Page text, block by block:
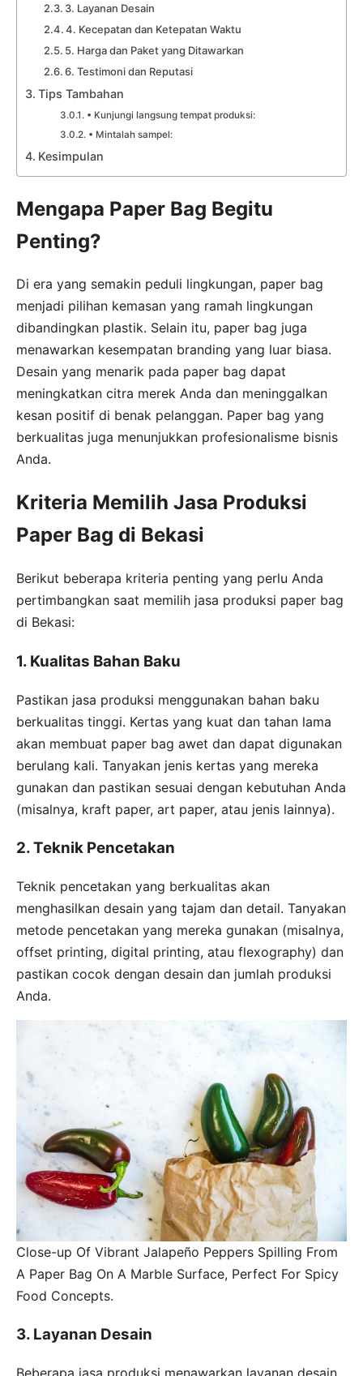
3. Layanan Desain
4. Kecepatan dan Ketepatan Waktu
5. Harga dan Paket yang Ditawarkan
6. Testimoni dan Reputasi
Tips Tambahan
• Kunjungi langsung tempat produksi:
• Mintalah sampel:
Kesimpulan
Mengapa Paper Bag Begitu
Penting?
Di era yang semakin peduli lingkungan, paper bag
menjadi pilihan kemasan yang ramah lingkungan
dibandingkan plastik. Selain itu, paper bag juga
menawarkan kesempatan branding yang luar biasa.
Desain yang menarik pada paper bag dapat
meningkatkan citra merek Anda dan meninggalkan
kesan positif di benak pelanggan. Paper bag yang
berkualitas juga menunjukkan profesionalisme bisnis
Anda.
Kriteria Memilih Jasa Produksi
Paper Bag di Bekasi
Berikut beberapa kriteria penting yang perlu Anda
pertimbangkan saat memilih jasa produksi paper bag
di Bekasi:
1. Kualitas Bahan Baku
Pastikan jasa produksi menggunakan bahan baku
berkualitas tinggi. Kertas yang kuat dan tahan lama
akan membuat paper bag awet dan dapat digunakan
berulang kali. Tanyakan jenis kertas yang mereka
gunakan dan pastikan sesuai dengan kebutuhan Anda
(misalnya, kraft paper, art paper, atau jenis lainnya).
2. Teknik Pencetakan
Teknik pencetakan yang berkualitas akan
menghasilkan desain yang tajam dan detail. Tanyakan
metode pencetakan yang mereka gunakan (misalnya,
offset printing, digital printing, atau flexography) dan
pastikan cocok dengan desain dan jumlah produksi
Anda.
Close-up Of Vibrant Jalapeño Peppers Spilling From
A Paper Bag On A Marble Surface, Perfect For Spicy
Food Concepts.
3. Layanan Desain